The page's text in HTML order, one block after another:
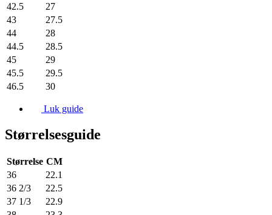
42.5
27
43
27.5
44
28
44.5
28.5
45
29
45.5
29.5
46.5
30
Luk guide
Størrelsesguide
Størrelse CM
36
22.1
36 2/3
22.5
37 1/3
22.9